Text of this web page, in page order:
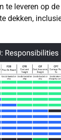
te leveren op
dekken,